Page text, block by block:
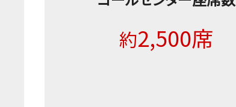
約2,500席